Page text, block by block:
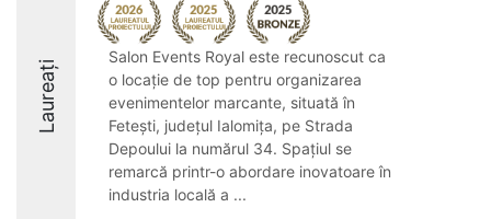
Laureați
Salon Events Royal este recunoscut ca
o locație de top pentru organizarea
evenimentelor marcante, situată în
Fetești, județul Ialomița, pe Strada
Depoului la numărul 34. Spațiul se
remarcă printr-o abordare inovatoare în
industria locală a ...